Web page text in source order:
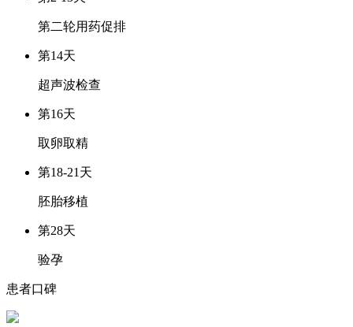
第二轮用药促排
第14天
超声波检查
第16天
取卵取精
第18-21天
胚胎移植
第28天
验孕
患者口碑